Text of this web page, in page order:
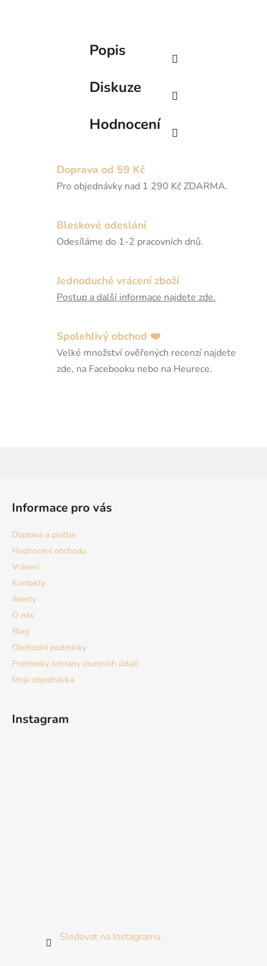
Doprava od 59 Kč
Pro objednávky nad 1 290 Kč ZDARMA.
Bleskové odeslání
Odesíláme do 1-2 pracovních dnů.
Jednoduché vrácení zboží
Postup a další informace najdete zde.
Spolehlivý obchod ❤️
Velké množství ověřených recenzí najdete
zde, na Facebooku nebo na Heurece.
Popis
Diskuze
Hodnocení
Informace pro vás
Doprava a platba
Hodnocení obchodu
Vrácení
Kontakty
Atesty
O nás
Blog
Obchodní podmínky
Podmínky ochrany osobních údajů
Moje objednávka
Instagram
Sledovat na Instagramu